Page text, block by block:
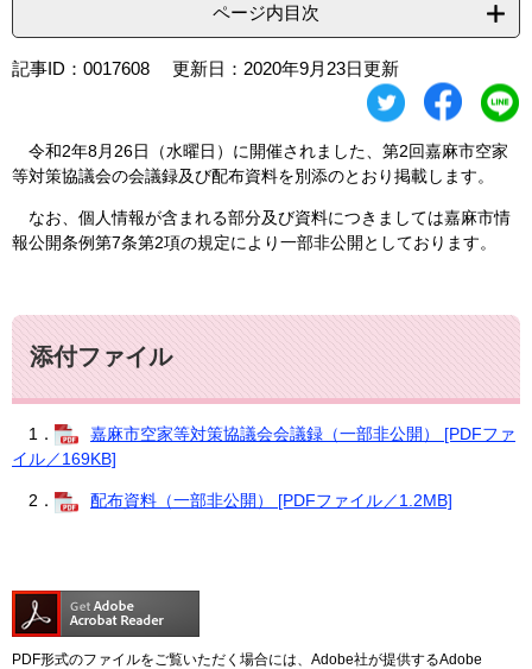
ページ内目次
記事ID：0017608 更新日：2020年9月23日更新
令和2年8月26日（水曜日）に開催されました、第2回嘉麻市空家
等対策協議会の会議録及び配布資料を別添のとおり掲載します。
なお、個人情報が含まれる部分及び資料につきましては嘉麻市情
報公開条例第7条第2項の規定により一部非公開としております。
添付ファイル
1．
嘉麻市空家等対策協議会会議録（一部非公開） [PDFファ
イル／169KB]
2． 配布資料（一部非公開） [PDFファイル／1.2MB]
PDF形式のファイルをご覧いただく場合には、Adobe社が提供するAdobe